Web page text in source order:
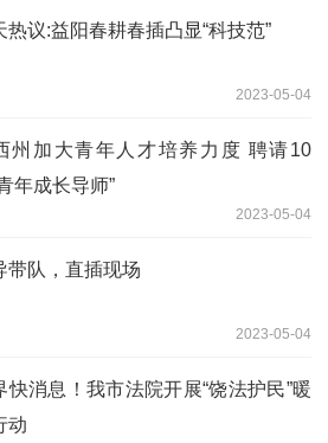
热议:益阳春耕春插凸显“科技范”
2023-05-04
州加大青年人才培养力度 聘请10
年成长导师”
2023-05-04
带队，直插现场
2023-05-04
快消息！我市法院开展“饶法护民”暖
动